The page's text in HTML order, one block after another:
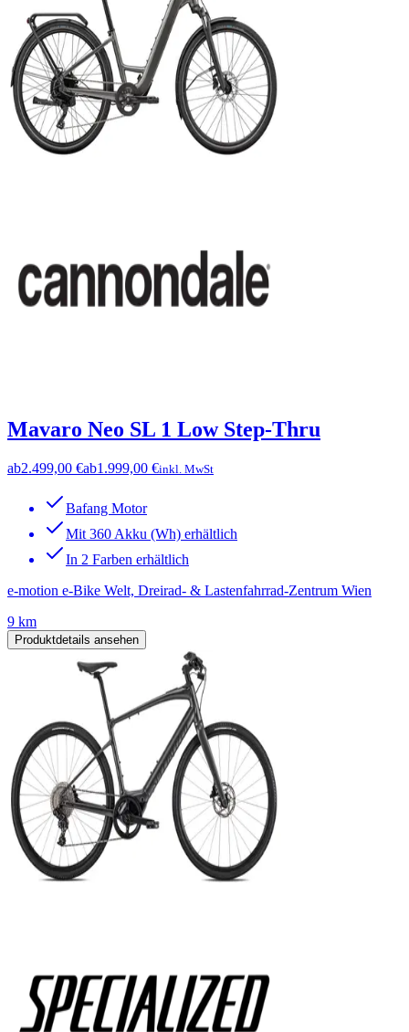
Mavaro Neo SL 1 Low Step-Thru
ab2.499,00 €ab1.999,00 €inkl. MwSt
Bafang Motor
Mit 360 Akku (Wh) erhältlich
In 2 Farben erhältlich
e-motion e-Bike Welt, Dreirad- & Lastenfahrrad-Zentrum Wien
9 km
Produktdetails ansehen